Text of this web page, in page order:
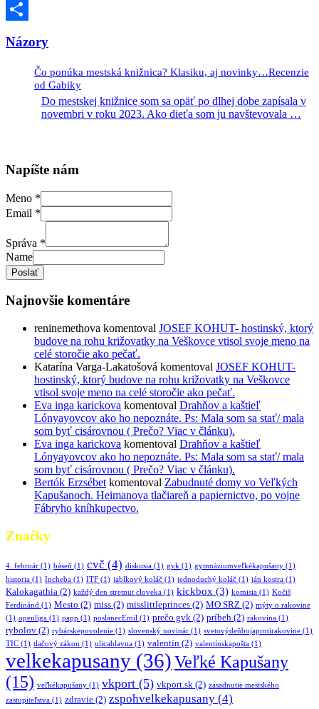
Email
Názory
Čo ponúka mestská knižnica? Klasiku, aj novinky…Recenzie
od Gabiky
Do mestskej knižnice som sa opäť po dlhej dobe zapísala v
novembri v roku 2023. Ako dieťa som ju navštevovala …
Napíšte nám
Meno *
Email *
Správa *
Name
Poslať
Najnovšie komentáre
reninemethova komentoval JOSEF KOHUT- hostinský, ktorý
budove na rohu križovatky na Veškovce vtisol svoje meno na
celé storočie ako pečať.
Katarína Varga-Lakatošová komentoval JOSEF KOHUT-
hostinský, ktorý budove na rohu križovatky na Veškovce
vtisol svoje meno na celé storočie ako pečať.
Eva inga karickova komentoval Drahňov a kaštieľ
Lónyayovcov ako ho nepoznáte. Ps: Mala som sa stať/ mala
som byť cisárovnou ( Prečo? Viac v článku).
Eva inga karickova komentoval Drahňov a kaštieľ
Lónyayovcov ako ho nepoznáte. Ps: Mala som sa stať/ mala
som byť cisárovnou ( Prečo? Viac v článku).
Bertók Erzsébet komentoval Zabudnuté domy vo Veľkých
Kapušanoch. Heimanova tlačiareň a papiernictvo, po vojne
Fábryho kníhkupectvo.
Značky
4. február (1) báseň (1) cvč (4) diskusia (1) gvk (1) gymnáziumveľkékapušany (1)
historia (1) Incheba (1) ITF (1) jablkový koláč (1) jednoduchý koláč (1) ján kostra (1)
Kalokagathia (2) každý den stretnut cloveka (1) kickbox (3) komisia (1) Kočiš
Ferdinánd (1) Mesto (2) miss (2) misslittleprinces (2) MO SRZ (2) mýty o rakovine
(1) openliga (1) papp (1) poslanecEmil (1) prečo gvk (2) príbeh (2) rakovina (1)
rybolov (2) rybárskepovolenie (1) slovenský novinár (1) svetovýdeňbojaprotirakovine (1)
TIC (1) tlačový zákon (1) ulicahlavna (1) valentín (2) valentínskapošta (1)
velkekapusany (36)Veľké Kapušany
(15) veľkékapušany (1) vkport (5) vkport.sk (2) zasadnutie mestského
zastupiteľstva (1) zdravie (2) zspohvelkekapusany (4)